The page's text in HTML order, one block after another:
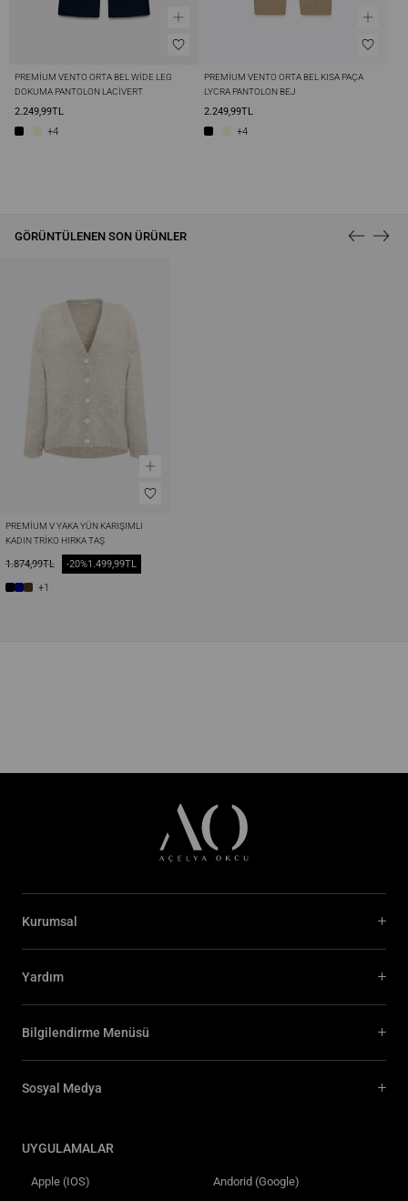
GÖRÜNTÜLENEN SON ÜRÜNLER
PREMIUM V YAKA YÜN KARIŞIMLI
KADIN TRIKO HIRKA TAŞ
1.874,99TL 1.499,99TL
-20%
+1
PREMIUM VENTO ORTA BEL WIDE LEG
DOKUMA PANTOLON LACIVERT
2.249,99TL
+4
PREMIUM VENTO ORTA BEL KISA PAÇA
LYCRA PANTOLON BEJ
2.249,99TL
+4
Kurumsal
Yardım
Bilgilendirme Menüsü
Sosyal Medya
UYGULAMALAR
Apple (IOS) Andorid (Google)